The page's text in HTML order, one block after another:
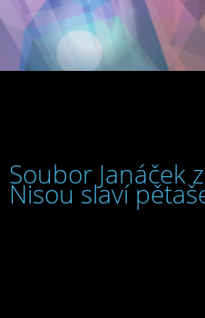
Soubor Janáček
Nisou slaví